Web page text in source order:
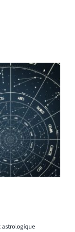
astrologique